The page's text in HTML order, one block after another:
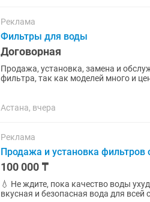
Реклама
Фильтры для воды
Договорная
Продажа, установка, замена и
Астана, вчера
Реклама
Продажа и установка фильтров
100 000 ₸
💧 Не ждите, пока качество воды ухудшится! Своевременная замена
вкусная и безопасная вода для всей семьи. 🔥 В наличии сменные картриджи и